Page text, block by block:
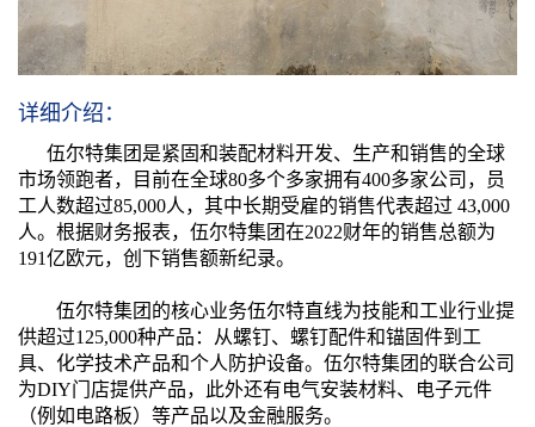
详细介绍：
伍尔特集团是紧固和装配材料开发、生产和销售的全球
市场领跑者，目前在全球80多个多家拥有400多家公司，员
工人数超过85,000人，其中长期受雇的销售代表超过 43,000
人。根据财务报表，伍尔特集团在2022财年的销售总额为
191亿欧元，创下销售额新纪录。
伍尔特集团的核心业务伍尔特直线为技能和工业行业提
供超过125,000种产品：从螺钉、螺钉配件和锚固件到工
具、化学技术产品和个人防护设备。伍尔特集团的联合公司
为DIY门店提供产品，此外还有电气安装材料、电子元件
（例如电路板）等产品以及金融服务。